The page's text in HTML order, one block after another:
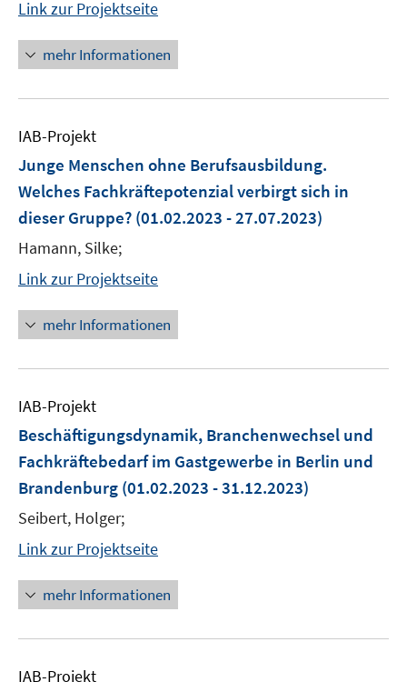
Link zur Projektseite
mehr Informationen
IAB-Projekt
Junge Menschen ohne Berufsausbildung.
Welches Fachkräftepotenzial verbirgt sich in
dieser Gruppe? (01.02.2023 - 27.07.2023)
Hamann, Silke;
Link zur Projektseite
mehr Informationen
IAB-Projekt
Beschäftigungsdynamik, Branchenwechsel und
Fachkräftebedarf im Gastgewerbe in Berlin und
Brandenburg (01.02.2023 - 31.12.2023)
Seibert, Holger;
Link zur Projektseite
mehr Informationen
IAB-Projekt